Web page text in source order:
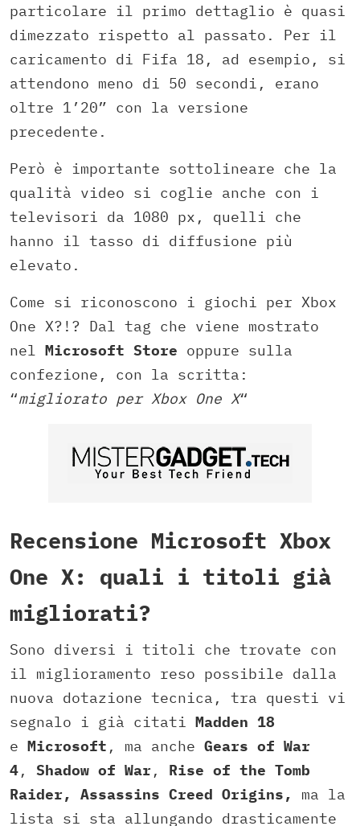
particolare il primo dettaglio è quasi
dimezzato rispetto al passato. Per il
caricamento di Fifa 18, ad esempio, si
attendono meno di 50 secondi, erano
oltre 1’20” con la versione
precedente.
Però è importante sottolineare che la
qualità video si coglie anche con i
televisori da 1080 px, quelli che
hanno il tasso di diffusione più
elevato.
Come si riconoscono i giochi per Xbox
One X?!? Dal tag che viene mostrato
nel Microsoft Store oppure sulla
confezione, con la scritta:
“migliorato per Xbox One X“
Recensione Microsoft Xbox
One X: quali i titoli già
migliorati?
Sono diversi i titoli che trovate con
il miglioramento reso possibile dalla
nuova dotazione tecnica, tra questi vi
segnalo i già citati Madden 18
e Microsoft , ma anche Gears of War
4, Shadow of War , Rise of the Tomb
Raider, Assassins Creed Origins, ma la
lista si sta allungando drasticamente